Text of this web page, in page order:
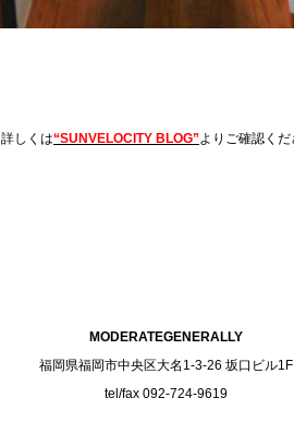
詳しくは“SUNVELOCITY BLOG”よりご確認くだ
MODERATEGENERALLY
福岡県福岡市中央区大名1-3-26 坂口ビル1F
tel/fax 092-724-9619